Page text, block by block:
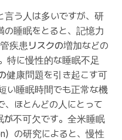
言う人は多いですが、研
睡眠をとると、 記憶力
疾患リスクの増加などの
特に慢性的な睡眠不足
健康問題を引き起こす可
い睡眠時間でも正常な機
、ほとんどの人にとって
が不可欠です。全米睡眠
）の研究によると、慢性